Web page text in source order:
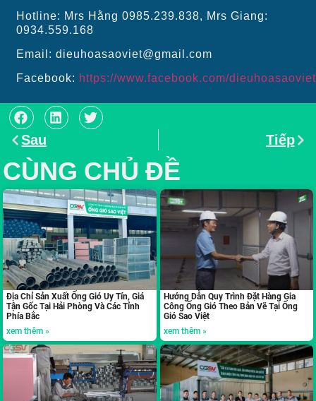
Hotline: Mrs Hằng 0985.239.838, Mrs Giang:
0934.559.168
Email: dieuhoasaoviet@gmail.com
Facebook: https://www.facebook.com/
Sau Tiếp
CÙNG CHỦ ĐỀ
Địa Chỉ Sản Xuất Ống Gió Uy Tín, Giá
Tận Gốc Tại Hải Phòng Và Các Tỉnh
Phía Bắc
xem thêm »
Hướng Dẫn Quy Trình Đặt Hàng Gia
Công Ống Gió Theo Bản Vẽ Tại Ống
Gió Sao Việt
xem thêm »